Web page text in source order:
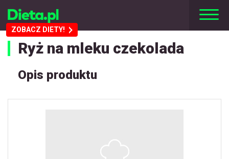
ZOBACZ DIETY!
Ryż na mleku czekolada
Opis produktu